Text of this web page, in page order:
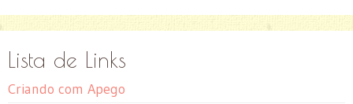
Lista de Links
Criando com Apego